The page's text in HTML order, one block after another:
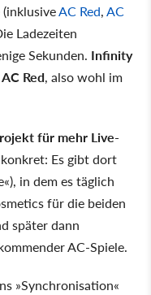
AC Red,AC
Ladezeiten
Sekunden. Infinity
Red, also wohl im
für mehr Live-
Es gibt dort
in dem es täglich
für die beiden
später dann
AC-Spiele.
»Synchronisation«